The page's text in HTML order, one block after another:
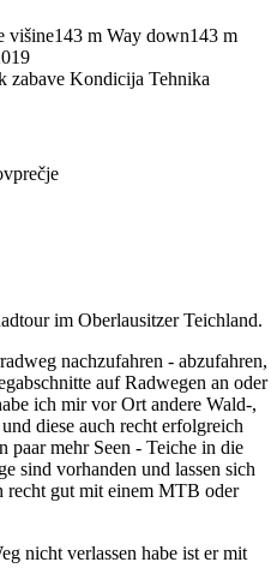
višine143 m Way down143 m
zabave Kondicija Tehnika
im Oberlausitzer Teichland.
nachzufahren - abzufahren,
auf Radwegen an oder
ich mir vor Ort andere Wald-,
diese auch recht erfolgreich
paar mehr Seen - Teiche in die
sind vorhanden und lassen sich
recht gut mit einem MTB oder
nicht verlassen habe ist er mit